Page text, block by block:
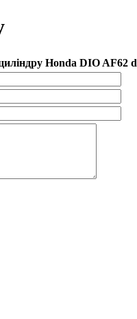
Honda DIO AF62